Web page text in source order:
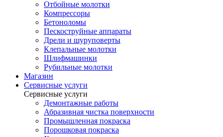
Отбойные молотки
Компрессоры
Бетоноломы
Пескоструйные аппараты
Дрели и шуруповерты
Клепальные молотки
Шлифмашинки
Рубильные молотки
Магазин
Сервисные услуги
Сервисные услуги
Демонтажные работы
Абразивная чистка поверхности
Промышленная покраска
Порошковая покраска